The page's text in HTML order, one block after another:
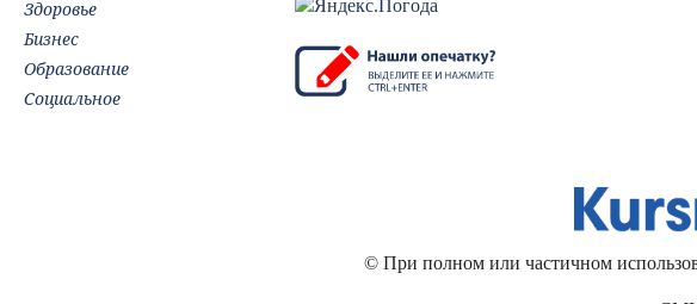
Здоровье
Бизнес
Образование
Социальное
© При полном или частичном